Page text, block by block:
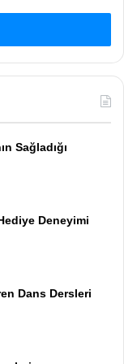
Sağladığı
Deneyimi
Dans Dersleri